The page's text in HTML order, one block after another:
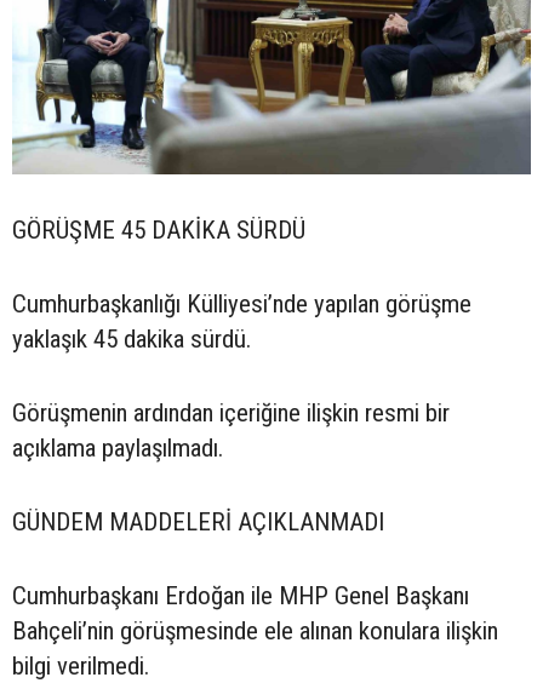
GÖRÜŞME 45 DAKİKA SÜRDÜ
Cumhurbaşkanlığı Külliyesi’nde yapılan görüşme
yaklaşık 45 dakika sürdü.
Görüşmenin ardından içeriğine ilişkin resmi bir
açıklama paylaşılmadı.
GÜNDEM MADDELERİ AÇIKLANMADI
Cumhurbaşkanı Erdoğan ile MHP Genel Başkanı
Bahçeli’nin görüşmesinde ele alınan konulara ilişkin
bilgi verilmedi.